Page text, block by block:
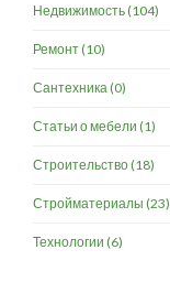
Недвижимость(104)
Ремонт(10)
Сантехника(0)
Статьи о мебели (1)
Строительство(18)
Стройматериалы (23)
Технологии (6)